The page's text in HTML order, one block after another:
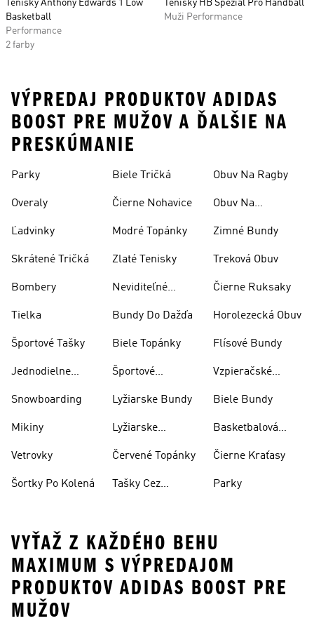
Tenisky Anthony Edwards 1 Low
Basketball
Performance
2 farby
Tenisky HB Spezial Pro Handball
Muži Performance
VÝPREDAJ PRODUKTOV ADIDAS
BOOST PRE MUŽOV A ĎALŠIE NA
PRESKÚMANIE
Parky
Overaly
Ľadvinky
Skrátené Tričká
Bombery
Tielka
Športové Tašky
Jednodielne
Snowboarding
Mikiny
Vetrovky
Šortky Po Kolená
Biele Tričká
Čierne Nohavice
Modré Topánky
Zlaté Tenisky
Neviditeľné
Bundy Do Dažďa
Biele Topánky
Športové
Lyžiarske Bundy
Lyžiarske
Červené Topánky
Tašky Cez
Obuv Na Ragby
Obuv Na
Zimné Bundy
Treková Obuv
Čierne Ruksaky
Horolezecká Obuv
Flísové Bundy
Vzpieračské
Biele Bundy
Basketbalová
Čierne Kraťasy
Parky
VYŤAŽ Z KAŽDÉHO BEHU
MAXIMUM S VÝPREDAJOM
PRODUKTOV ADIDAS BOOST PRE
MUŽOV